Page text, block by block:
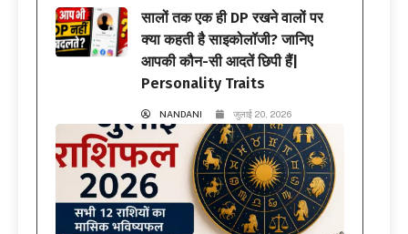
सालों तक एक ही DP रखने वालों पर
क्या कहती है साइकोलॉजी? जानिए
आपकी कौन-सी आदतें छिपी हैं|
Personality Traits
NANDANI जुलाई 20, 2026